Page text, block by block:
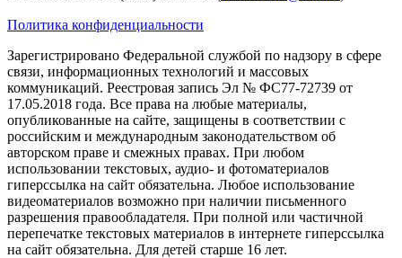
Политика конфиденциальности
Зарегистрировано Федеральной службой по надзору в сфере
связи, информационных технологий и массовых
коммуникаций. Реестровая запись Эл № ФС77-72739 от
17.05.2018 года. Все права на любые материалы,
опубликованные на сайте, защищены в соответствии с
российским и международным законодательством об
авторском праве и смежных правах. При любом
использовании текстовых, аудио- и фотоматериалов
гиперссылка на сайт обязательна. Любое использование
видеоматериалов возможно при наличии письменного
разрешения правообладателя. При полной или частичной
перепечатке текстовых материалов в интернете гиперссылка
на сайт обязательна. Для детей старше 16 лет.